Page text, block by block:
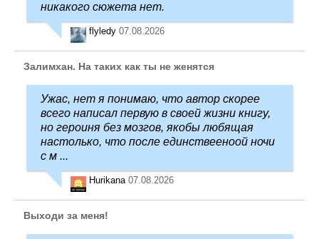
никакого сюжета нет.
flyledy 07.08.2026
Залимхан. На таких как ты не женятся
Ужас, нет я понимаю, что автор скорее
всего написал первую в своей жизни книгу,
но героиня без мозгов, якобы любящая
настолько, что после единствееноой ночи
с м ...
Hurikana 07.08.2026
Выходи за меня!